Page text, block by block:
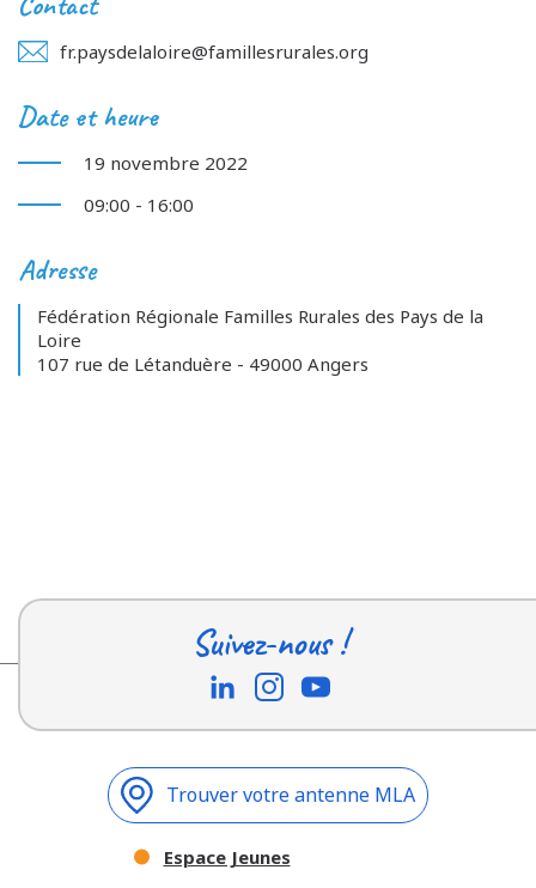
fr.paysdelaloire@famillesrurales.org
Date et heure
19 novembre 2022
09:00 - 16:00
Adresse
Fédération Régionale Familles Rurales des Pays de la
Loire
107 rue de Létanduère - 49000 Angers
Suivez-nous !
Trouver votre antenne MLA
Espace Jeunes